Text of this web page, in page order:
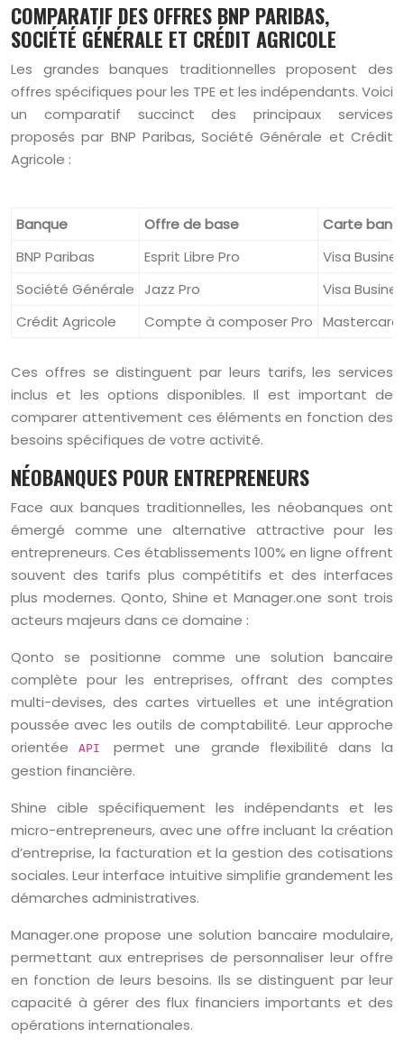
COMPARATIF DES OFFRES BNP PARIBAS,
SOCIÉTÉ GÉNÉRALE ET CRÉDIT AGRICOLE
Les grandes banques traditionnelles proposent des
offres spécifiques pour les TPE et les indépendants. Voici
un comparatif succinct des principaux services
proposés par BNP Paribas, Société Générale et Crédit
Agricole :
Banque Offre de base
Carte
BNP Paribas
Esprit Libre Pro
Visa
Société Générale Jazz Pro
Visa
Crédit Agricole
Compte à composer Pro Mastercard
Ces offres se distinguent par leurs tarifs, les services
inclus et les options disponibles. Il est important de
comparer attentivement ces éléments en fonction des
besoins spécifiques de votre activité.
NÉOBANQUES POUR ENTREPRENEURS
Face aux banques traditionnelles, les néobanques ont
émergé comme une alternative attractive pour les
entrepreneurs. Ces établissements 100% en ligne offrent
souvent des tarifs plus compétitifs et des interfaces
plus modernes. Qonto, Shine et Manager.one sont trois
acteurs majeurs dans ce domaine :
Qonto se positionne comme une solution bancaire
complète pour les entreprises, offrant des comptes
multi-devises, des cartes virtuelles et une intégration
poussée avec les outils de comptabilité. Leur approche
orientéeAPIpermet une grande flexibilité dans la
gestion financière.
Shine cible spécifiquement les indépendants et les
micro-entrepreneurs, avec une offre incluant la création
d’entreprise, la facturation et la gestion des cotisations
sociales. Leur interface intuitive simplifie grandement les
démarches administratives.
Manager.one propose une solution bancaire modulaire,
permettant aux entreprises de personnaliser leur offre
en fonction de leurs besoins. Ils se distinguent par leur
capacité à gérer des flux financiers importants et des
opérations internationales.